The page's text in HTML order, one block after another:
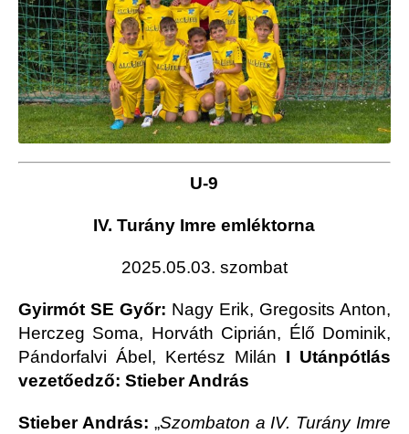
U-9
IV. Turány Imre emléktorna
2025.05.03. szombat
Gyirmót SE Győr: Nagy Erik, Gregosits Anton,
Herczeg Soma, Horváth Ciprián, Élő Dominik,
Pándorfalvi Ábel, Kertész Milán I Utánpótlás
vezetőedző: Stieber András
Stieber András: „Szombaton a IV. Turány Imre